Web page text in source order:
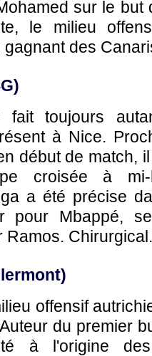
sur le but
le milieu
des
toujours
à Nice.
début de match,
croisée à mi-
a été précise
pour Mbappé,
Ramos. Chirurgical.
offensif
du premier
à l'origine des